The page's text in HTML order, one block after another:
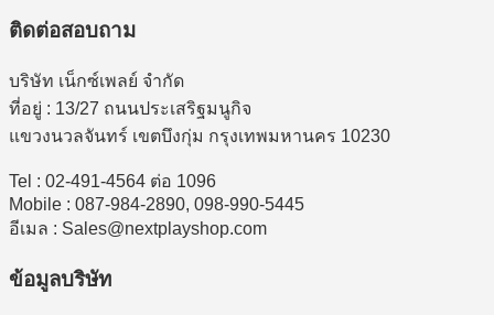
ติดต่อสอบถาม
บริษัท เน็กซ์เพลย์ จำกัด
ที่อยู่ : 13/27 ถนนประเสริฐมนูกิจ
แขวงนวลจันทร์ เขตบึงกุ่ม กรุงเทพมหานคร 10230
Tel : 02-491-4564 ต่อ 1096
Mobile : 087-984-2890, 098-990-5445
อีเมล : Sales@nextplayshop.com
ข้อมูลบริษัท